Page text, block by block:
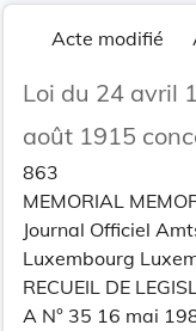
Acte modifié
Loi du 24 avril
août 1915
863
MEMORIAL
Journal Officiel
Luxembourg
RECUEIL DE
A N° 35 16 mai